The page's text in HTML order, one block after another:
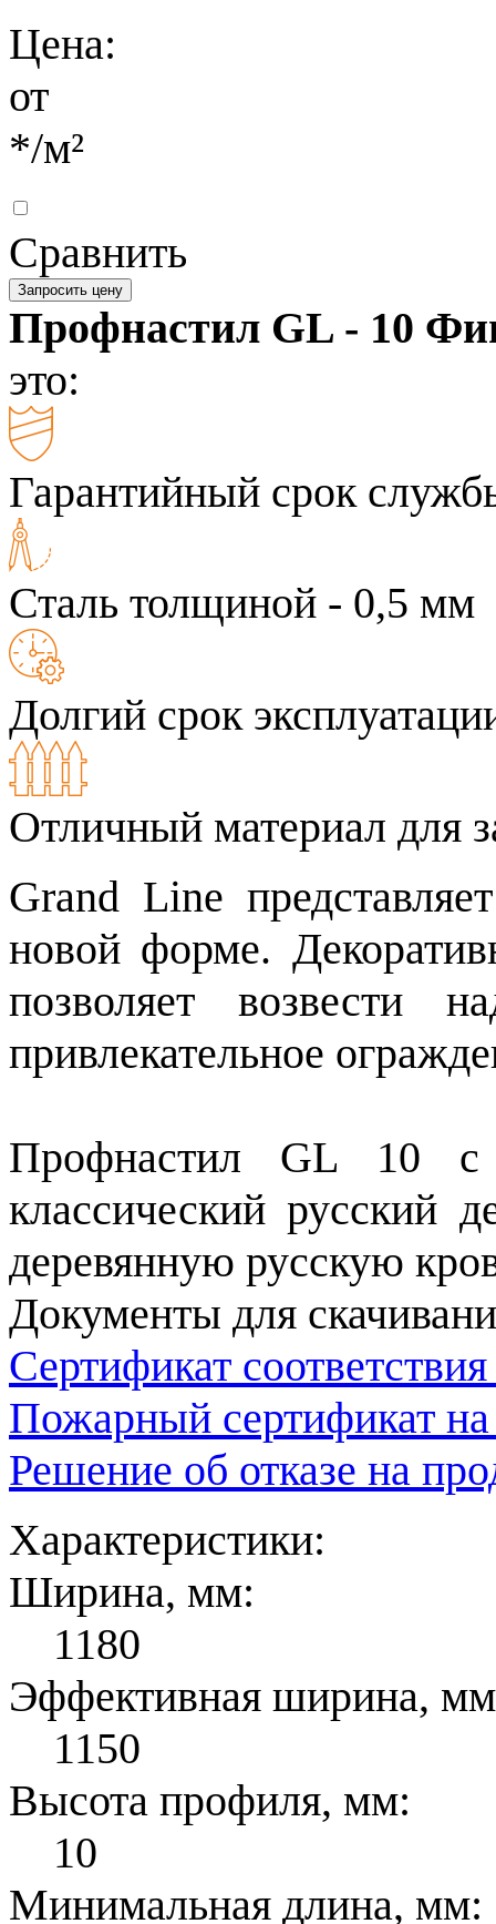
Цена:
от
*/м²
Сравнить
Запросить цену
Профнастил GL - 10
это:
Гарантийный срок
Сталь толщиной - 0,5 мм
Долгий срок
Отличный материал для
Grand Line
новой форме.
позволяет возвести
привлекательное
Профнастил GL 10 с
классический русский
деревянную русскую
Документы для
Сертификат
Пожарный сертификат
Решение об отказе на
Характеристики:
Ширина, мм:
1180
Эффективная ширина,
1150
Высота профиля, мм:
10
Минимальная длина, мм: